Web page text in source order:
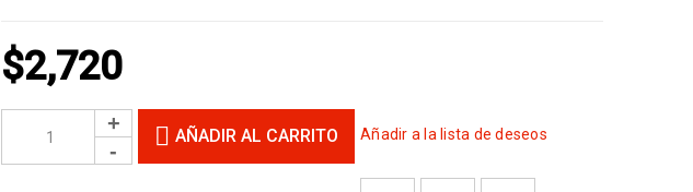
$2,720
AÑADIR AL CARRITO Añadir a la lista de deseos